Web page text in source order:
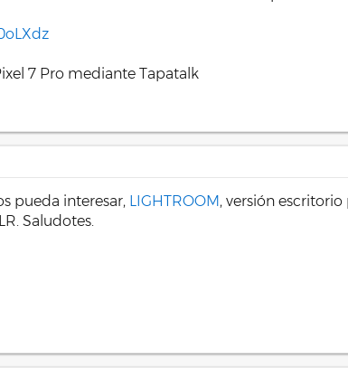
que se sabe funcionan. Nada que no se pueda
7 Pro mediante Tapatalk
pueda interesar, LIGHTROOM, versión
Saludotes.